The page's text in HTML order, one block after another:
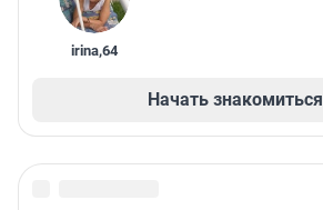
irina,64
Начать знакомиться